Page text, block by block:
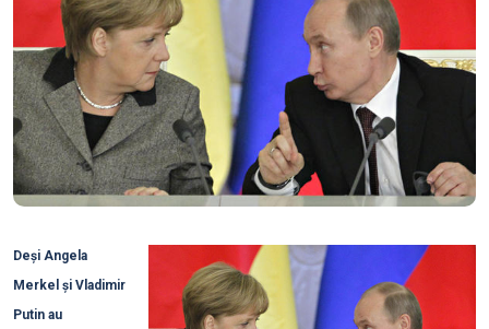
Deși Angela
Merkel și Vladimir
Putin au